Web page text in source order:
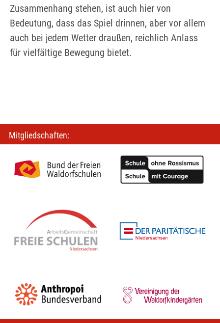
Zusammenhang stehen, ist auch hier von
Bedeutung, dass das Spiel drinnen, aber vor allem
auch bei jedem Wetter draußen, reichlich Anlass
für vielfältige Bewegung bietet.
Mitgliedschaften: